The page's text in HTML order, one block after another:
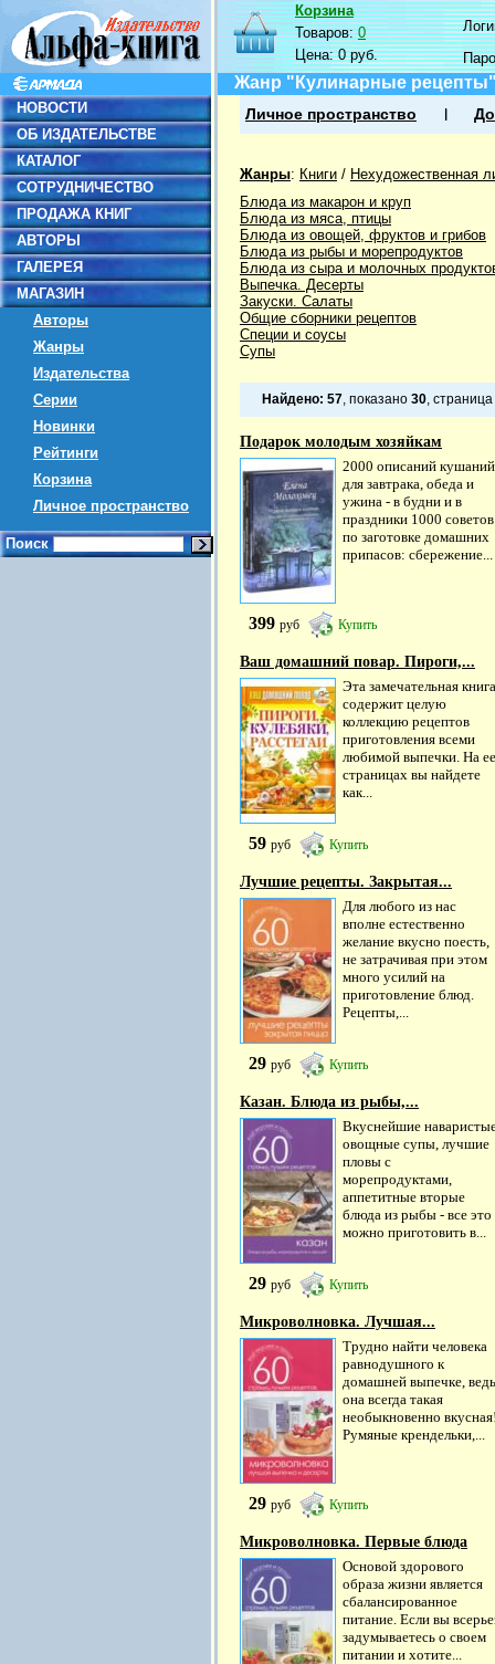
НОВОСТИ
ОБ ИЗДАТЕЛЬСТВЕ
КАТАЛОГ
СОТРУДНИЧЕСТВО
ПРОДАЖА КНИГ
АВТОРЫ
ГАЛЕРЕЯ
МАГАЗИН
Авторы
Жанры
Издательства
Серии
Новинки
Рейтинги
Корзина
Личное пространство
Поиск
Корзина
Товаров:0
Цена:0 руб.
Жанр "Кулинарные
Личное пространство
Жанры: Книги / Нехудожественная
Блюда из макарон и круп
Блюда из мяса, птицы
Блюда из овощей, фруктов и грибов
Блюда из рыбы и морепродуктов
Блюда из сыра и молочных
Выпечка. Десерты
Закуски. Салаты
Общие сборники рецептов
Специи и соусы
Супы
Найдено: 57, показано 30, страница
Подарок молодым хозяйкам
2000 описаний кушаний
для завтрака, обеда и
ужина - в будни и в
праздники 1000 советов
по заготовке домашних
припасов: сбережение...
399 руб Купить
Ваш домашний повар. Пироги,...
Эта замечательная книга
содержит целую
коллекцию рецептов
приготовления всеми
любимой выпечки. На ее
страницах вы найдете
как...
59 руб Купить
Лучшие рецепты. Закрытая...
Для любого из нас
вполне естественно
желание вкусно поесть,
не затрачивая при этом
много усилий на
приготовление блюд.
Рецепты,...
29 руб Купить
Казан. Блюда из рыбы,...
Вкуснейшие
овощные супы, лучшие
пловы с
морепродуктами,
аппетитные вторые
блюда из рыбы - все это
можно приготовить в...
29 руб Купить
Микроволновка. Лучшая...
Трудно найти человека
равнодушного к
домашней выпечке, ведь
она всегда такая
необыкновенно
Румяные крендельки,...
29 руб Купить
Микроволновка. Первые блюда
Основой здорового
образа жизни является
сбалансированное
питание. Если вы
задумываетесь о своем
питании и хотите...